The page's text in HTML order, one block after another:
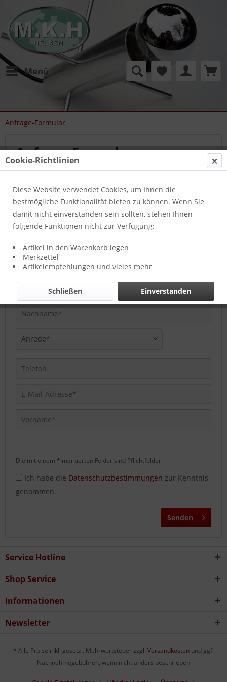
Menü
Anfrage-Formular
Anfrage-Formular
Wir freuen uns auf Ihre Kontaktaufnahme.
Anfrage-Formular
Die mit einem * markierten Felder sind Pflichtfelder.
Ich habe die Datenschutzbestimmungen zur Kenntnis
genommen.
Senden
Service Hotline
Shop Service
Informationen
Newsletter
* Alle Preise inkl. gesetzl. Mehrwertsteuer zzgl. Versandkosten und ggf.
Nachnahmegebühren, wenn nicht anders beschrieben
Cookie-Richtlinien
Diese Website verwendet Cookies, um Ihnen die
bestmögliche Funktionalität bieten zu können. Wenn Sie
damit nicht einverstanden sein sollten, stehen Ihnen
folgende Funktionen nicht zur Verfügung:
Artikel in den Warenkorb legen
Merkzettel
Artikelempfehlungen und vieles mehr
Einverstanden
Schließen